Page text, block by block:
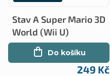
Stav A Super Mario 3D
World (Wii U)
249 Kč
Do košíku